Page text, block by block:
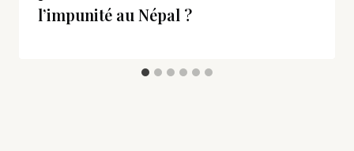
l’impunité au Népal ?